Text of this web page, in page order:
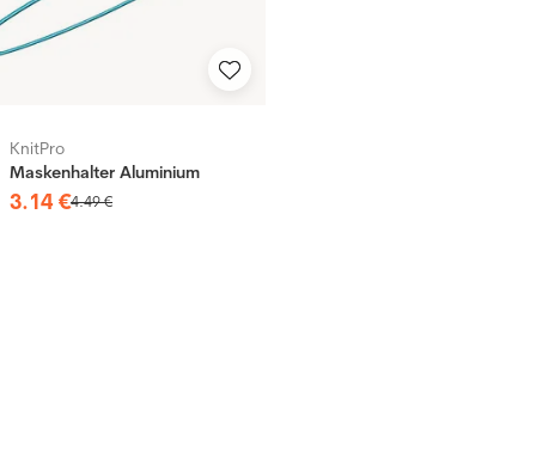
KnitPro
Maskenhalter Aluminium
3.14 €4.49€